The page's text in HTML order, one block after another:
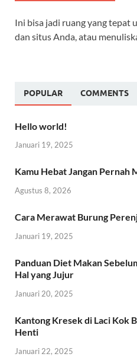
Ini bisa jadi ruang yang tepat
dan situs Anda, atau
POPULAR COMMENTS
Hello world!
Januari 19, 2025
Kamu Hebat Jangan Pernah
Agustus 8, 2026
Cara Merawat Burung
Januari 19, 2025
Panduan Diet Makan
Hal yang Jujur
Januari 20, 2025
Kantong Kresek di Laci Kok
Henti
Januari 22, 2025